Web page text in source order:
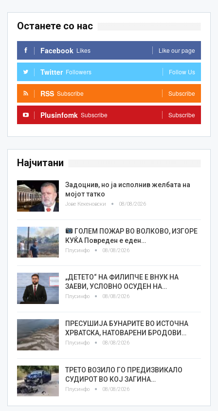
Останете со нас
Facebook Likes Like our page
Twitter Followers Follow Us
RSS Subscribe Subscribe
Plusinfomk Subscribe Subscribe
Најчитани
Задоцнив, но ја исполнив желбата на
мојот татко
Јове Кекеновски 08/08/2026
ГОЛЕМ ПОЖАР ВО ВОЛКОВО, ИЗГОРЕ
КУЌА Повреден е еден…
Плусинфо 08/08/2026
„ДЕТЕТО“ НА ФИЛИПЧЕ Е ВНУК НА
ЗАЕВИ, УСЛОВНО ОСУДЕН НА…
Плусинфо 08/08/2026
ПРЕСУШИЈА БУНАРИТЕ ВО ИСТОЧНА
ХРВАТСКА, НАТОВАРЕНИ БРОДОВИ…
Плусинфо 08/08/2026
ТРЕТО ВОЗИЛО ГО ПРЕДИЗВИКАЛО
СУДИРОТ ВО КОЈ ЗАГИНА…
Плусинфо 08/08/2026